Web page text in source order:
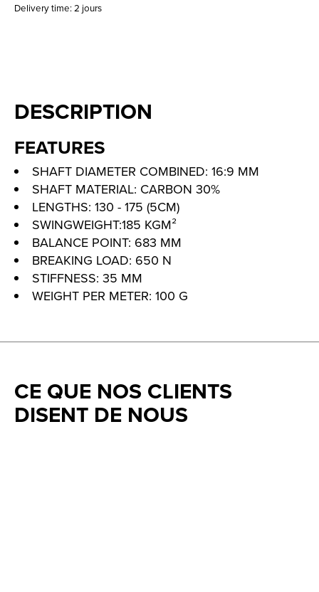
Delivery time: 2 jours
DESCRIPTION
FEATURES
SHAFT DIAMETER COMBINED: 16:9 MM
SHAFT MATERIAL: CARBON 30%
LENGTHS: 130 - 175 (5CM)
SWINGWEIGHT:185 KGM²
BALANCE POINT: 683 MM
BREAKING LOAD: 650 N
STIFFNESS: 35 MM
WEIGHT PER METER: 100 G
CE QUE NOS CLIENTS
DISENT DE NOUS